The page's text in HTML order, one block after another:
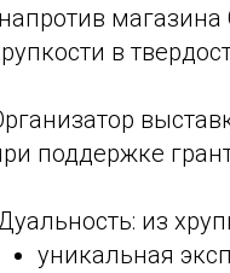
магазина
в
поддержке
из
уникальная